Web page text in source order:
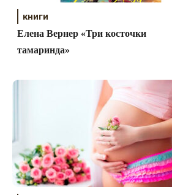
книги
Елена Вернер «Три косточки
тамаринда»